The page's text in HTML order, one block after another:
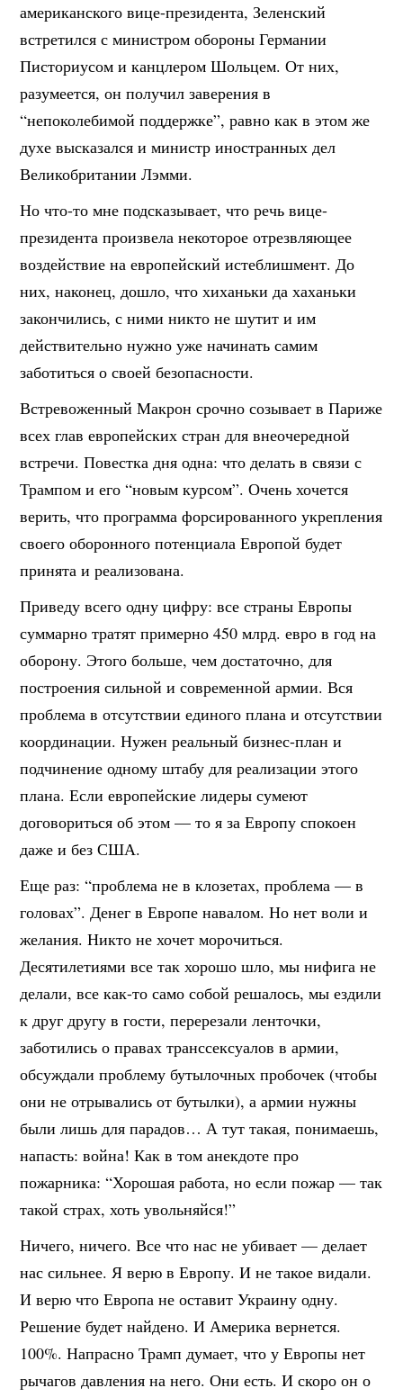
американского вице-президента, Зеленский
встретился с министром обороны Германии
Писториусом и канцлером Шольцем. От них,
разумеется, он получил заверения в
“непоколебимой поддержке”, равно как в этом же
духе высказался и министр иностранных дел
Великобритании Лэмми.
Но что-то мне подсказывает, что речь вице-
президента произвела некоторое отрезвляющее
воздействие на европейский истеблишмент. До
них, наконец, дошло, что хиханьки да хаханьки
закончились, с ними никто не шутит и им
действительно нужно уже начинать самим
заботиться о своей безопасности.
Встревоженный Макрон срочно созывает в Париже
всех глав европейских стран для внеочередной
встречи. Повестка дня одна: что делать в связи с
Трампом и его “новым курсом”. Очень хочется
верить, что программа форсированного укрепления
своего оборонного потенциала Европой будет
принята и реализована.
Приведу всего одну цифру: все страны Европы
суммарно тратят примерно 450 млрд. евро в год на
оборону. Этого больше, чем достаточно, для
построения сильной и современной армии. Вся
проблема в отсутствии единого плана и отсутствии
координации. Нужен реальный бизнес-план и
подчинение одному штабу для реализации этого
плана. Если европейские лидеры сумеют
договориться об этом — то я за Европу спокоен
даже и без США.
Еще раз: “проблема не в клозетах, проблема — в
головах”. Денег в Европе навалом. Но нет воли и
желания. Никто не хочет морочиться.
Десятилетиями все так хорошо шло, мы нифига не
делали, все как-то само собой решалось, мы ездили
к друг другу в гости, перерезали ленточки,
заботились о правах транссексуалов в армии,
обсуждали проблему бутылочных пробочек (чтобы
они не отрывались от бутылки), а армии нужны
были лишь для парадов… А тут такая, понимаешь,
напасть: война! Как в том анекдоте про
пожарника: “Хорошая работа, но если пожар — так
такой страх, хоть увольняйся!”
Ничего, ничего. Все что нас не убивает — делает
нас сильнее. Я верю в Европу. И не такое видали.
И верю что Европа не оставит Украину одну.
Решение будет найдено. И Америка вернется.
100%. Напрасно Трамп думает, что у Европы нет
рычагов давления на него. Они есть. И скоро он о